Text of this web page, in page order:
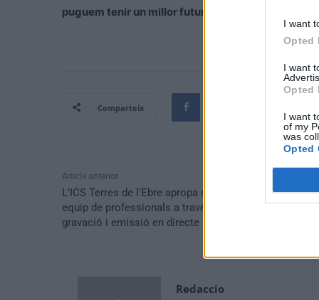
I want
Opted
I want
Opted
I want
of my
was
Opted
puguem tenir un millor futur
Comparteix
Article anterior
L’ICS Terres de l’Ebre apropa el coneixement al seu
equip de professionals a través d’un nou sistema de
gravació i emissió en directe
Redaccio